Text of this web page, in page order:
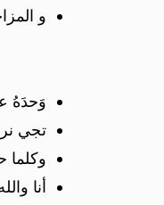
و
وَحدَهُ
تجي
أنا